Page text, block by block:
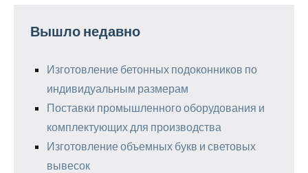
Вышло недавно
Изготовление бетонных подоконников по
индивидуальным размерам
Поставки промышленного оборудования и
комплектующих для производства
Изготовление объемных букв и световых
вывесок